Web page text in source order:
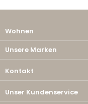
Wohnen
Unsere Marken
Kontakt
Unser Kundenservice